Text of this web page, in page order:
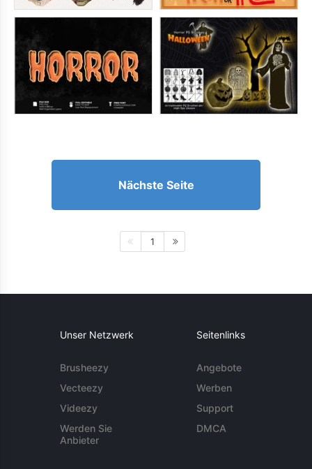
Nächste Seite
1
Unser Netzwerk
Brusheezy
Vecteezy
Videezy
Werden Sie
Anbieter
Seitenlinks
Angebote
Werben
Support
DMCA